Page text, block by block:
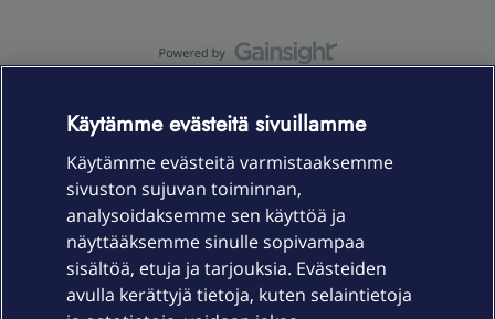
Laitteet & liittymät
Palvelut
Käytämme evästeitä sivuillamme
Käytämme evästeitä varmistaaksemme
sivuston sujuvan toiminnan,
analysoidaksemme sen käyttöä ja
näyttääksemme sinulle sopivampaa
sisältöä, etuja ja tarjouksia. Evästeiden
avulla kerättyjä tietoja, kuten selaintietoja